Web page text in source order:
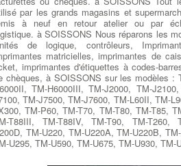
par les grands magasins et
à neuf en retour atelier ou par
à SOISSONS Nous réparons les
de logique, contrôleurs,
matricielles, imprimantes de
imprimantes d'étiquettes à codes-
chèques, à SOISSONS sur les modèles :
TM-H6000III, TM-J2000, TM-
TM-J7500, TM-J7600, TM-L60II, TM-
TM-P60, TM-T70, TM-T80, TM-T85,
T88III, TM-T88IV, TM-T90, TM-T260,
TM-U220, TM-U220A, TM-U220B,
U295, TM-U590, TM-U675, TM-U930, TM-